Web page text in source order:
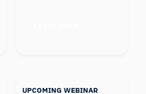
UPCOMING WEBINAR